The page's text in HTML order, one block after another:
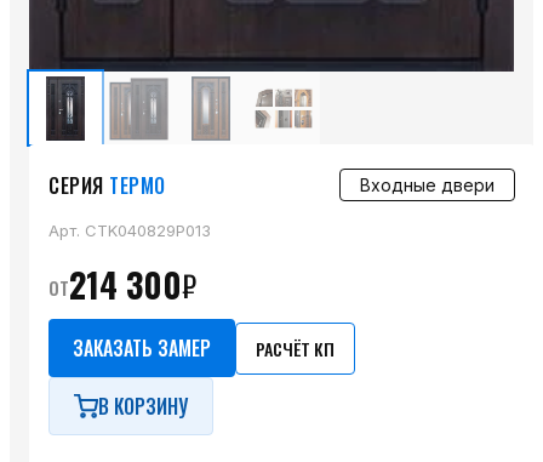
СЕРИЯ ТЕРМО Входные двери
Арт. CTK040829P013
от214 300₽
ЗАКАЗАТЬ ЗАМЕР РАСЧЁТ КП
В КОРЗИНУ